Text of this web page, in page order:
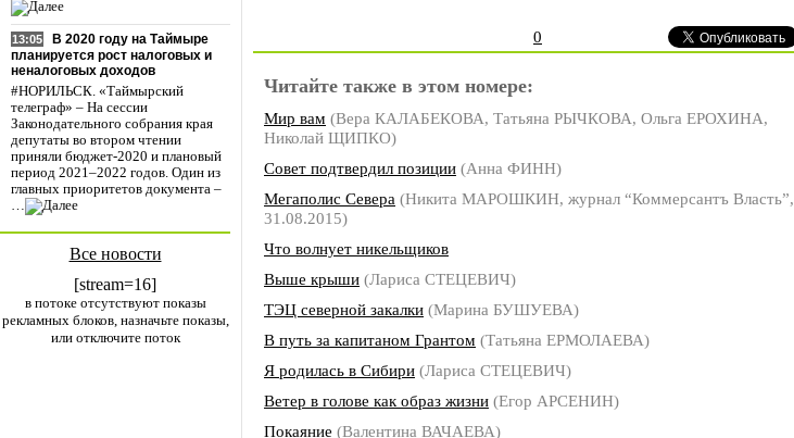
13:05
В 2020 году на Таймыре
планируется рост налоговых и
неналоговых доходов
#НОРИЛЬСК. «Таймырский
телеграф» – На сессии
Законодательного собрания края
депутаты во втором чтении
приняли бюджет-2020 и плановый
период 2021–2022 годов. Один из
главных приоритетов документа –
…
Все новости
[stream=16]
в потоке отсутствуют показы
рекламных блоков, назначьте показы,
или отключите поток
0
Читайте также в этом номере:
Мир вам (Вера КАЛАБЕКОВА, Татьяна РЫЧКОВА, Ольга ЕРОХИНА,
Николай ЩИПКО)
Совет подтвердил позиции (Анна ФИНН)
Мегаполис Севера (Никита МАРОШКИН, журнал “Коммерсантъ Власть”,
31.08.2015)
Что волнует никельщиков
Выше крыши (Лариса СТЕЦЕВИЧ)
ТЭЦ северной закалки (Марина БУШУЕВА)
В путь за капитаном Грантом (Татьяна ЕРМОЛАЕВА)
Я родилась в Сибири (Лариса СТЕЦЕВИЧ)
Ветер в голове как образ жизни (Егор АРСЕНИН)
Покаяние (Валентина ВАЧАЕВА)